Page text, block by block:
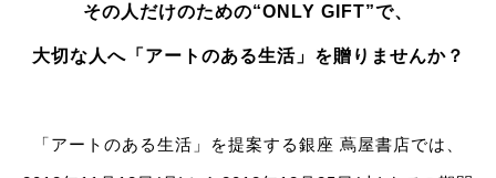
その人だけのための“ONLY GIFT”で、
大切な人へ「アートのある生活」を贈りませんか？
「アートのある生活」を提案する銀座 蔦屋書店では、